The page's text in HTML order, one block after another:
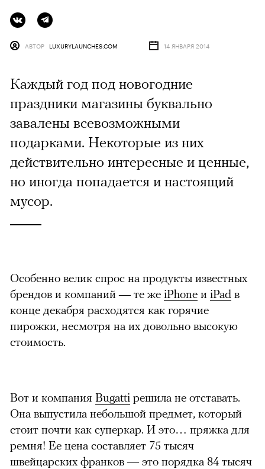
АВТОР LUXURYLAUNCHES.COM 14 ЯНВАРЯ 2014
Каждый год под новогодние
праздники магазины буквально
завалены всевозможными
подарками. Некоторые из них
действительно интересные и ценные,
но иногда попадается и настоящий
мусор.
Особенно велик спрос на продукты известных
брендов и компаний — те же iPhone и iPad в
конце декабря расходятся как горячие
пирожки, несмотря на их довольно высокую
стоимость.
Вот и компания Bugatti решила не отставать.
Она выпустила небольшой предмет, который
стоит почти как суперкар. И это… пряжка для
ремня! Ее цена составляет 75 тысяч
швейцарских франков — это порядка 84 тысяч